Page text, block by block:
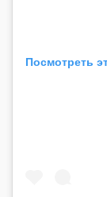
Посмотреть